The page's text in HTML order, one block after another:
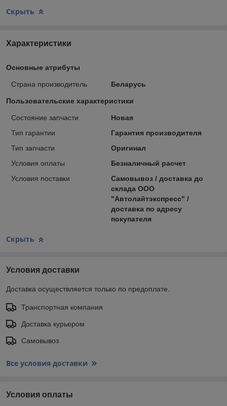
Скрыть
Характеристики
Основные атрибуты
Страна производитель Беларусь
Пользовательские характеристики
Состояние запчасти
Новая
Тип гарантии
Гарантия производителя
Тип запчасти
Оригинал
Условия оплаты
Безналичный расчет
Условия поставки
Самовывоз / доставка до
склада ООО
"Автолайтэкспресс" /
доставка по адресу
покупателя
Скрыть
Условия доставки
Доставка осуществляется только по предоплате.
Транспортная компания
Доставка курьером
Самовывоз
Все условия доставки
Условия оплаты